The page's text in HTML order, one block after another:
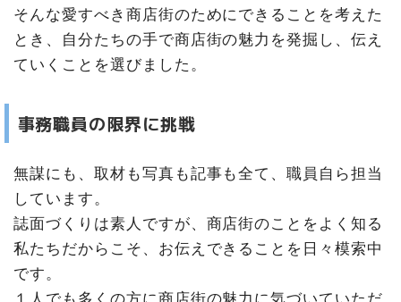
そんな愛すべき商店街のためにできることを考えた
とき、自分たちの手で商店街の魅力を発掘し、伝え
ていくことを選びました。
事務職員の限界に挑戦
無謀にも、取材も写真も記事も全て、職員自ら担当
しています。
誌面づくりは素人ですが、商店街のことをよく知る
私たちだからこそ、お伝えできることを日々模索中
です。
１人でも多くの方に商店街の魅力に気づいていただ